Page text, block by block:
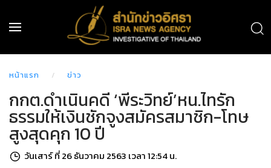
หน้าแรก ข่าว
กกต.ดำเนินคดี ‘พีระวิทย์’หน.ไทรัก
ธรรมให้เงินชักจูงสมัครสมาชิก-โทษ
สูงสุดคุก 10 ปี
วันเสาร์ ที่ 26 ธันวาคม 2563 เวลา 12:54 น.